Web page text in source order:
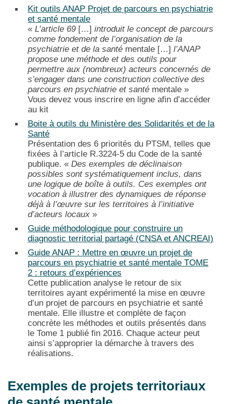
Kit outils ANAP Projet de parcours en psychiatrie
et santé mentale
« L’article 69 […] introduit le concept de parcours
comme fondement de l’organisation de la
psychiatrie et de la santé mentale […] l’ANAP
propose une méthode et des outils pour
permettre aux (nombreux) acteurs concernés de
s’engager dans une construction collective des
parcours en psychiatrie et santé mentale »
Vous devez vous inscrire en ligne afin d’accéder
au kit
Boite à outils du Ministère des Solidarités et de la
Santé
Présentation des 6 priorités du PTSM, telles que
fixées à l’article R.3224-5 du Code de la santé
publique. « Des exemples de déclinaison
possibles sont systématiquement inclus, dans
une logique de boîte à outils. Ces exemples ont
vocation à illustrer des dynamiques de réponse
déjà à l’œuvre sur les territoires à l’initiative
d’acteurs locaux »
Guide méthodologique pour construire un
diagnostic territorial partagé (CNSA et ANCREAI)
Guide ANAP : Mettre en œuvre un projet de
parcours en psychiatrie et santé mentale TOME
2 : retours d’expériences
Cette publication analyse le retour de six
territoires ayant expérimenté la mise en œuvre
d’un projet de parcours en psychiatrie et santé
mentale. Elle illustre et complète de façon
concrète les méthodes et outils présentés dans
le Tome 1 publié fin 2016. Chaque acteur peut
ainsi s’approprier la démarche à travers des
réalisations.
Exemples de projets territoriaux